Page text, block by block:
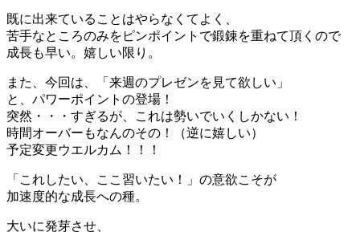
既に出来ていることはやらなくてよく、
苦手なところのみをピンポイントで鍛錬を重ねて頂くので
成長も早い。嬉しい限り。
また、今回は、「来週のプレゼンを見て欲しい」
と、パワーポイントの登場！
突然・・・すぎるが、これは勢いでいくしかない！
時間オーバーもなんのその！（逆に嬉しい）
予定変更ウエルカム！！！
「これしたい、ここ習いたい！」の意欲こそが
加速度的な成長への種。
大いに発芽させ、